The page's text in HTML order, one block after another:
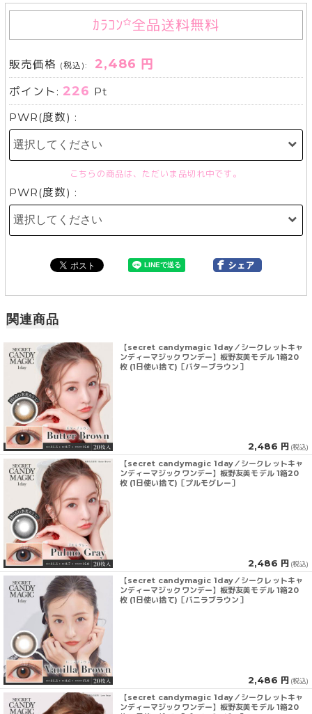
ｶﾗｺﾝ 全品送料無料
販売価格 (税込): 2,486 円
ポイント: 226 Pt
PWR(度数) :
こちらの商品は、ただいま品切れ中です。
PWR(度数) :
関連商品
【secret candymagic 1day／シークレットキャ
ンディーマジックワンデー】板野友美モデル 1箱20
枚 (1日使い捨て)［バターブラウン］
2,486 円 (税込)
【secret candymagic 1day／シークレットキャ
ンディーマジックワンデー】板野友美モデル 1箱20
枚 (1日使い捨て)［プルモグレー］
2,486 円 (税込)
【secret candymagic 1day／シークレットキャ
ンディーマジックワンデー】板野友美モデル 1箱20
枚 (1日使い捨て)［バニラブラウン］
2,486 円 (税込)
【secret candymagic 1day／シークレットキャ
ンディーマジックワンデー】板野友美モデル 1箱20